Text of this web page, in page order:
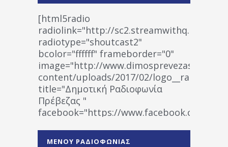
[html5radio
radiolink="http://
radiotype="shoutcast2"
bcolor="ffffff" frameborder="0"
image="http://www.dimosprevezas.gr/wp-
content/uploads/2017/02/
title="Δημοτική Ραδιοφωνία
Πρέβεζας "
facebook="https://www.facebook.com/
ΜΕΝΟΥ ΡΑΔΙΟΦΩΝΙΑΣ